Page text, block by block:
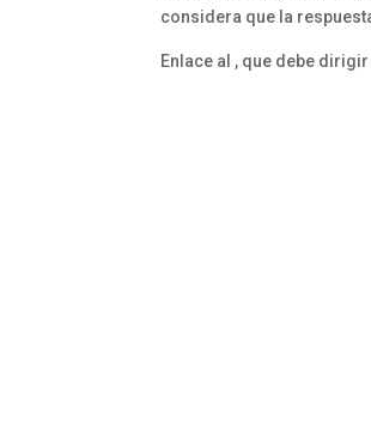
considera que la
Enlace al , que debe